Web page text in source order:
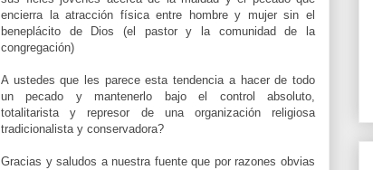
encierra la atracción física entre
hom brey mujer sin el
beneplácito de Dios (el pastor y la comunidad de la
congregación)
A ustedes que les parece estatendenciaa hacer de todo
un pecado y mantenerlo bajo el control absoluto,
totalitaristay represor de una organizaciónreligiosa
tradicionalista y conservadora?
Gracias y saludos a nuestra fuente que por razones obvias